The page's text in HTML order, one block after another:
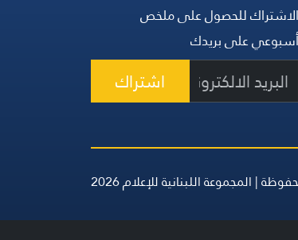
الاشتراك للحصول على ملخص
أسبوعي على بريدك
اشتراك
| المجموعة اللبنانية للإعلام 2026